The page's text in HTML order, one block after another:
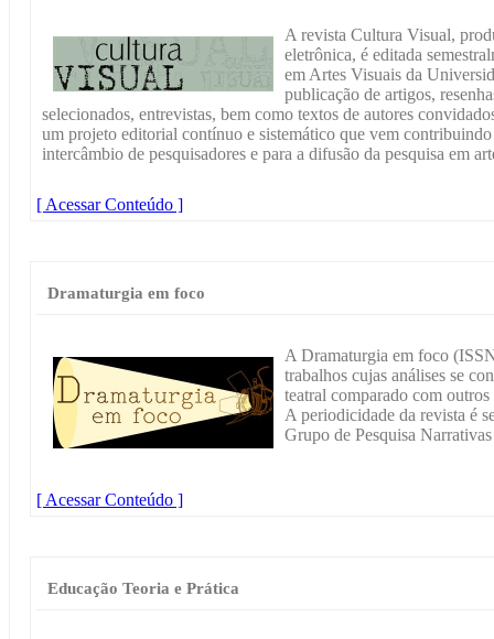
A revista Cultura Visual,
eletrônica, é editada
em Artes Visuais da
publicação de artigos,
selecionados, entrevistas, bem como textos de autores
um projeto editorial contínuo e sistemático que vem contribuindo
intercâmbio de pesquisadores e para a difusão da pesquisa em
[ Acessar Conteúdo ]
Dramaturgia em foco
A Dramaturgia em foco
trabalhos cujas análises se
teatral comparado com
A periodicidade da revista é
Grupo de Pesquisa
[ Acessar Conteúdo ]
Educação Teoria e Prática